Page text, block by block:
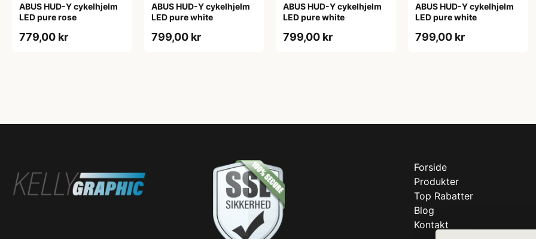
ABUS HUD-Y cykelhjelm
LED pure rose
779,00 kr
ABUS HUD-Y cykelhjelm
LED pure white
799,00 kr
ABUS HUD-Y cykelhjelm
LED pure white
799,00 kr
ABUS HUD-Y cykelhjelm
LED pure white
799,00 kr
Forside
Produkter
Top Rabatter
Blog
Kontakt